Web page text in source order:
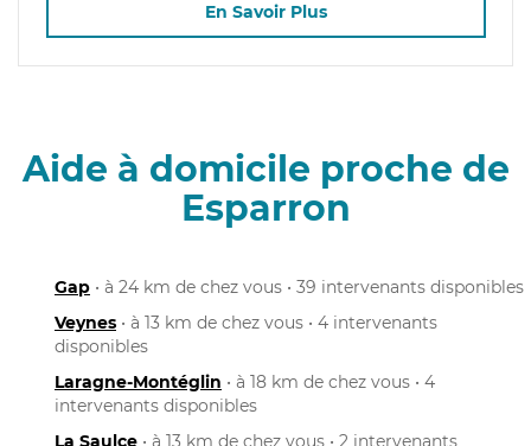
En Savoir Plus
Aide à domicile proche de
Esparron
Gap • à 24 km de chez vous • 39 intervenants disponibles
Veynes • à 13 km de chez vous • 4 intervenants
disponibles
Laragne-Montéglin • à 18 km de chez vous • 4
intervenants disponibles
La Saulce • à 13 km de chez vous • 2 intervenants